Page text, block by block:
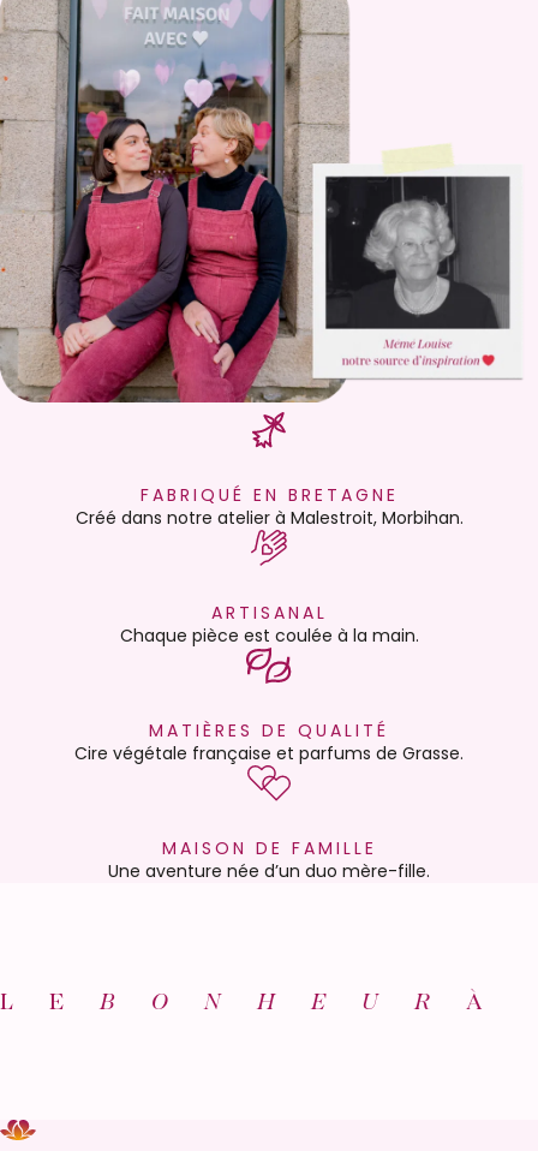
FABRIQUÉ EN BRETAGNE
Créé dans notre atelier à Malestroit, Morbihan.
ARTISANAL
Chaque pièce est coulée à la main.
MATIÈRES DE QUALITÉ
Cire végétale française et parfums de Grasse.
MAISON DE FAMILLE
Une aventure née d’un duo mère-fille.
LEBONHEUR À